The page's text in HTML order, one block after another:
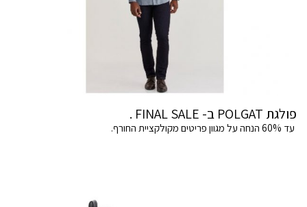
פולגת POLGAT ב- FINAL SALE .
עד 60% הנחה על מגוון פריטים מקולקציית החורף.